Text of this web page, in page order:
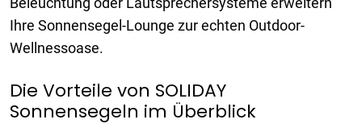
Ihre Sonnensegel-Lounge zur echten Outdoor-
Wellnessoase.
Die Vorteile von SOLIDAY
Sonnensegeln im Überblick